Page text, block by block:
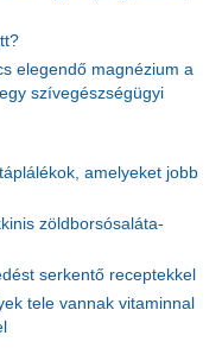
elegendő magnézium a
szívegészségügyi
amelyeket jobb
zöldborsósaláta-
serkentő receptekkel
tele vannak vitaminnal